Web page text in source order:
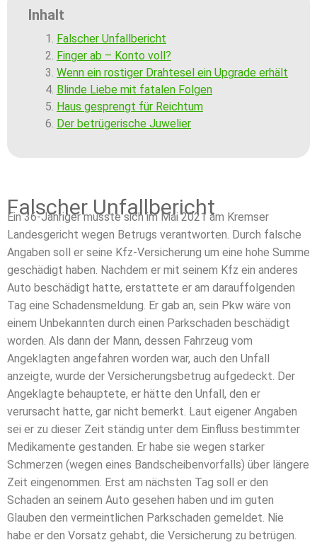
Inhalt
Falscher Unfallbericht
Finger ab – Konto voll?
Wenn ein rostiger Drahtesel ein Upgrade erhält
Blinde Liebe mit fatalen Folgen
Haus gesprengt für Reichtum
Der betrügerische Juwelier
Falscher Unfallbericht
Ein 36-Jähriger musste sich im Mai 2021 am Kremser
Landesgericht wegen Betrugs verantworten. Durch falsche
Angaben soll er seine Kfz-Versicherung um eine hohe Summe
geschädigt haben. Nachdem er mit seinem Kfz ein anderes
Auto beschädigt hatte, erstattete er am darauffolgenden
Tag eine Schadensmeldung. Er gab an, sein Pkw wäre von
einem Unbekannten durch einen Parkschaden beschädigt
worden. Als dann der Mann, dessen Fahrzeug vom
Angeklagten angefahren worden war, auch den Unfall
anzeigte, wurde der Versicherungsbetrug aufgedeckt. Der
Angeklagte behauptete, er hätte den Unfall, den er
verursacht hatte, gar nicht bemerkt. Laut eigener Angaben
sei er zu dieser Zeit ständig unter dem Einfluss bestimmter
Medikamente gestanden. Er habe sie wegen starker
Schmerzen (wegen eines Bandscheibenvorfalls) über längere
Zeit eingenommen. Erst am nächsten Tag soll er den
Schaden an seinem Auto gesehen haben und im guten
Glauben den vermeintlichen Parkschaden gemeldet. Nie
habe er den Vorsatz gehabt, die Versicherung zu betrügen.